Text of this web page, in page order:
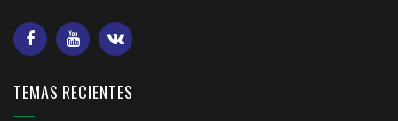
TEMAS RECIENTES